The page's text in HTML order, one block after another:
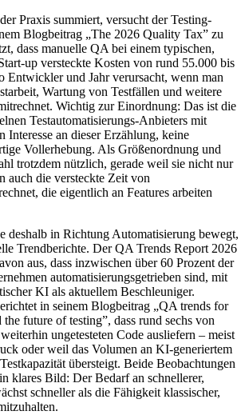
Praxis summiert, versucht der Testing-
Blogbeitrag „The 2026 Quality Tax” zu
dass manuelle QA bei einem typischen,
up versteckte Kosten von rund 55.000 bis
Entwickler und Jahr verursacht, wenn man
Wartung von Testfällen und weitere
Wichtig zur Einordnung: Das ist die
Testautomatisierungs-Anbieters mit
Interesse an dieser Erzählung, keine
Vollerhebung. Als Größenordnung und
trotzdem nützlich, gerade weil sie nicht nur
auch die versteckte Zeit von
die eigentlich an Features arbeiten
deshalb in Richtung Automatisierung bewegt,
Trendberichte. Der QA Trends Report 2026
aus, dass inzwischen über 60 Prozent der
automatisierungsgetrieben sind, mit
KI als aktuellem Beschleuniger.
in seinem Blogbeitrag „QA trends for
future of testing”, dass rund sechs von
ungetesteten Code ausliefern – meist
oder weil das Volumen an KI-generiertem
übersteigt. Beide Beobachtungen
klares Bild: Der Bedarf an schnellerer,
schneller als die Fähigkeit klassischer,